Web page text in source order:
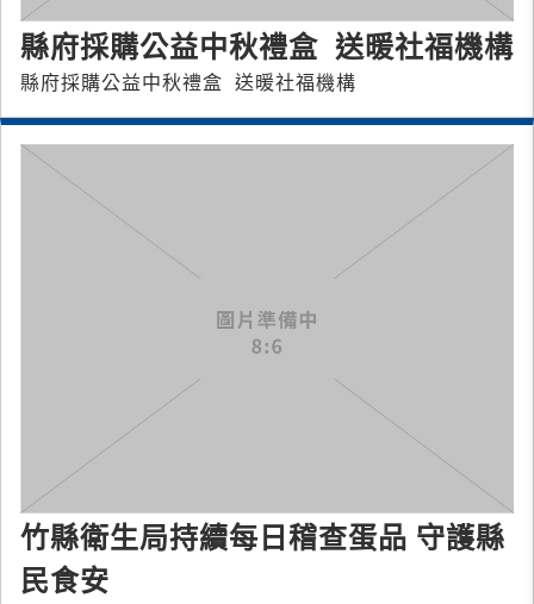
縣府採購公益中秋禮盒 送暖社福機構
縣府採購公益中秋禮盒 送暖社福機構
竹縣衛生局持續每日稽查蛋品 守護縣
民食安